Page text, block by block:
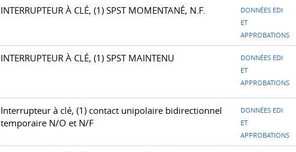
INTERRUPTEUR À CLÉ, (1) SPST MOMENTANÉ, N.F.
DONNÉES EDI
ET
APPROBATIONS
INTERRUPTEUR À CLÉ, (1) SPST MAINTENU
DONNÉES EDI
ET
APPROBATIONS
Interrupteur à clé, (1) contact unipolaire bidirectionnel
temporaire N/O et N/F
DONNÉES EDI
ET
APPROBATIONS